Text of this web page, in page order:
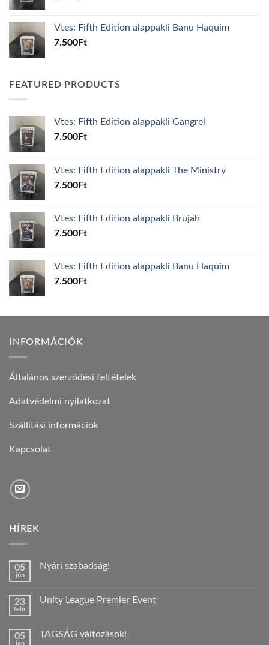
Vtes: Fifth Edition alappakli Banu Haquim
7.500Ft
FEATURED PRODUCTS
Vtes: Fifth Edition alappakli Gangrel
7.500Ft
Vtes: Fifth Edition alappakli The Ministry
7.500Ft
Vtes: Fifth Edition alappakli Brujah
7.500Ft
Vtes: Fifth Edition alappakli Banu Haquim
7.500Ft
INFORMÁCIÓK
Általános szerződési feltételek
Adatvédelmi nyilatkozat
Szállítási információk
Kapcsolat
HÍREK
05
jún
Nyári szabadság!
Nyári
23
febr
Unity League Premier Event
Unity
05
jan
TAGSÁG változások!